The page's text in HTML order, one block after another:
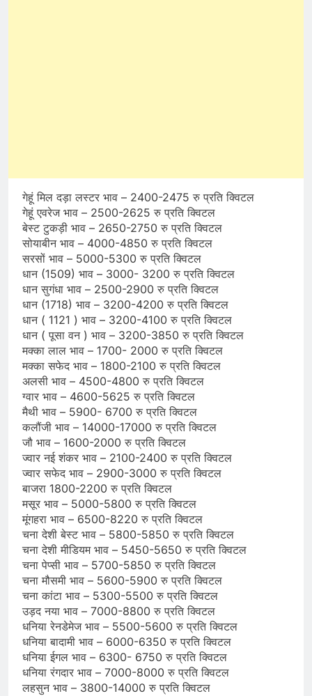
गेहूं मिल दड़ा लस्टर भाव – 2400-2475 रु प्रति क्विटल
गेहूं एवरेज भाव – 2500-2625 रु प्रति क्विटल
बेस्ट टुकड़ी भाव – 2650-2750 रु प्रति क्विटल
सोयाबीन भाव – 4000-4850 रु प्रति क्विटल
सरसों भाव – 5000-5300 रु प्रति क्विटल
धान (1509) भाव – 3000- 3200 रु प्रति क्विटल
धान सुगंधा भाव – 2500-2900 रु प्रति क्विटल
धान (1718) भाव – 3200-4200 रु प्रति क्विटल
धान ( 1121 ) भाव – 3200-4100 रु प्रति क्विटल
धान ( पूसा वन ) भाव – 3200-3850 रु प्रति क्विटल
मक्का लाल भाव – 1700- 2000 रु प्रति क्विटल
मक्का सफेद भाव – 1800-2100 रु प्रति क्विटल
अलसी भाव – 4500-4800 रु प्रति क्विटल
ग्वार भाव – 4600-5625 रु प्रति क्विटल
मैथी भाव – 5900- 6700 रु प्रति क्विटल
कलौंजी भाव – 14000-17000 रु प्रति क्विटल
जौ भाव – 1600-2000 रु प्रति क्विटल
ज्वार नई शंकर भाव – 2100-2400 रु प्रति क्विटल
ज्वार सफेद भाव – 2900-3000 रु प्रति क्विटल
बाजरा 1800-2200 रु प्रति क्विटल
मसूर भाव – 5000-5800 रु प्रति क्विटल
मूंगहरा भाव – 6500-8220 रु प्रति क्विटल
चना देशी बेस्ट भाव – 5800-5850 रु प्रति क्विटल
चना देशी मीडियम भाव – 5450-5650 रु प्रति क्विटल
चना पेप्सी भाव – 5700-5850 रु प्रति क्विटल
चना मौसमी भाव – 5600-5900 रु प्रति क्विटल
चना कांटा भाव – 5300-5500 रु प्रति क्विटल
उड़द नया भाव – 7000-8800 रु प्रति क्विटल
धनिया रेनडेमेज भाव – 5500-5600 रु प्रति क्विटल
धनिया बादामी भाव – 6000-6350 रु प्रति क्विटल
धनिया ईगल भाव – 6300- 6750 रु प्रति क्विटल
धनिया रंगदार भाव – 7000-8000 रु प्रति क्विटल
लहसुन भाव – 3800-14000 रु प्रति क्विटल